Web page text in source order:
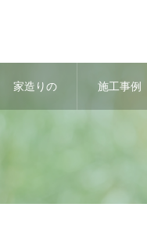
家造りの 施工事例